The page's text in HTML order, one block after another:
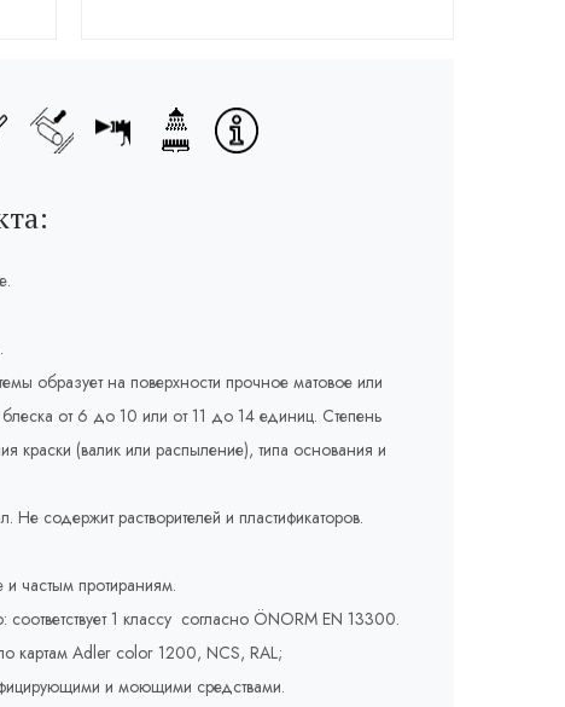
образует на поверхности прочное матовое или
от 6 до 10 или от 11 до 14 единиц. Степень
краски (валик или распыление), типа основания и
Не содержит растворителей и пластификаторов.
частым протираниям.
соответствует 1 классу согласно ÖNORM EN 13300.
картам Adler соlor 1200, NCS, RAL;
и моющими средствами.